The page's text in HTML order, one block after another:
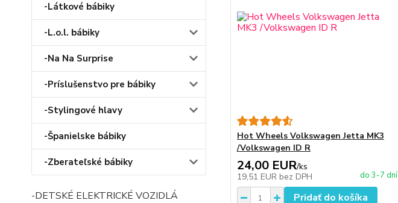
-Látkové bábiky
-L.o.l. bábiky
-Na Na Surprise
-Príslušenstvo pre bábiky
-Stylingové hlavy
-Španielske bábiky
-Zberateľské bábiky
-DETSKÉ ELEKTRICKÉ VOZIDLÁ
Hot Wheels Volkswagen Jetta MK3
/Volkswagen ID R
24,00 EUR/ks
19,51 EUR bez DPH do 3-7 dní
Pridať do košíka